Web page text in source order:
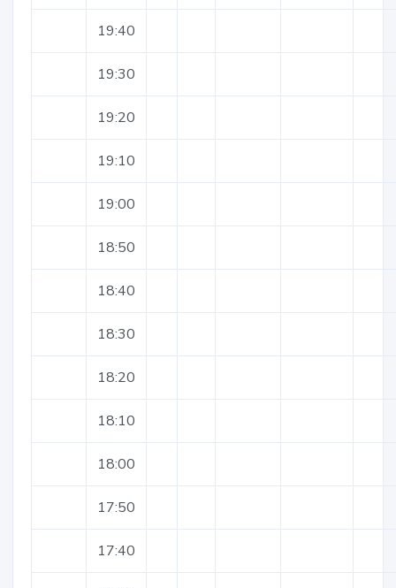
19:40
19:30
19:20
19:10
19:00
18:50
18:40
18:30
18:20
18:10
18:00
17:50
17:40